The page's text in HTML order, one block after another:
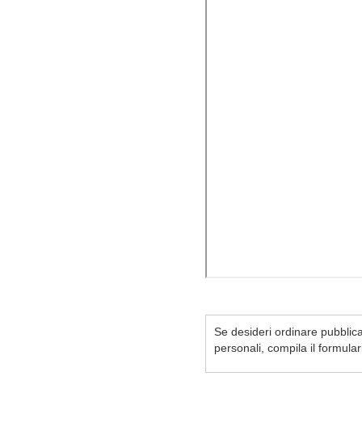
Se desideri ordinare
personali, compila il